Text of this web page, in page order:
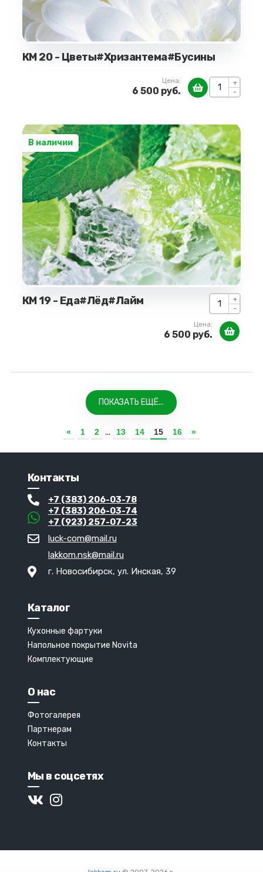
КМ 20 - Цветы#Хризантема#Бусины
+
-
Цена:
6 500 руб.
В наличии
КМ 19 - Еда#Лёд#Лайм +
-
Цена:
6 500 руб.
ПОКАЗАТЬ ЕЩЁ...
« 1 2 ... 13 14 15 16 »
Контакты
+7 (383) 206-03-78
+7 (383) 206-03-74
+7 (923) 257-07-23
luck-com@mail.ru
lakkom.nsk@mail.ru
г. Новосибирск, ул. Инская, 39
Каталог
Кухонные фартуки
Напольное покрытие Novita
Комплектующие
О нас
Фотогалерея
Партнерам
Контакты
Мы в соцсетях